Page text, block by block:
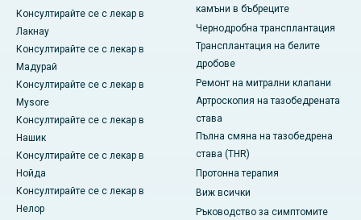
Консултирайте се с лекар в
Лакнау
Консултирайте се с лекар в
Мадурай
Консултирайте се с лекар в
Mysore
Консултирайте се с лекар в
Нашик
Консултирайте се с лекар в
Нойда
Консултирайте се с лекар в
Нелор
камъни в бъбреците
Чернодробна трансплантация
Трансплантация на белите
дробове
Ремонт на митрални клапани
Артроскопия на тазобедрената
става
Пълна смяна на тазобедрена
става (THR)
Протонна терапия
Виж всички
Ръководство за симптомите